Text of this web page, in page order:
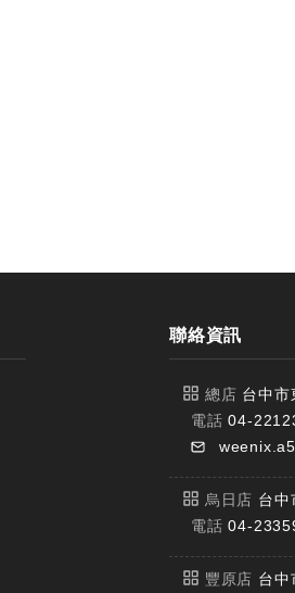
聯絡資訊
總店 台中市
電話04-
烏日店 台中
電話04-
豐原店 台中